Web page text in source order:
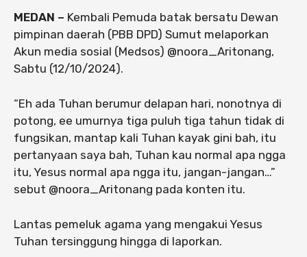
MEDAN – Kembali Pemuda batak bersatu Dewan
pimpinan daerah (PBB DPD) Sumut melaporkan
Akun media sosial (Medsos) @noora_Aritonang,
Sabtu (12/10/2024).
“Eh ada Tuhan berumur delapan hari, nonotnya di
potong, ee umurnya tiga puluh tiga tahun tidak di
fungsikan, mantap kali Tuhan kayak gini bah, itu
pertanyaan saya bah, Tuhan kau normal apa ngga
itu, Yesus normal apa ngga itu, jangan-jangan…”
sebut @noora_Aritonang pada konten itu.
Lantas pemeluk agama yang mengakui Yesus
Tuhan tersinggung hingga di laporkan.